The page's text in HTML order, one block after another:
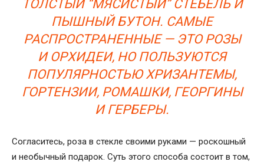
ТОЛСТЫЙ “МЯСИСТЫЙ” СТЕБЕЛЬ И
ПЫШНЫЙ БУТОН. САМЫЕ
РАСПРОСТРАНЕННЫЕ — ЭТО РОЗЫ
И ОРХИДЕИ, НО ПОЛЬЗУЮТСЯ
ПОПУЛЯРНОСТЬЮ ХРИЗАНТЕМЫ,
ГОРТЕНЗИИ, РОМАШКИ, ГЕОРГИНЫ
И ГЕРБЕРЫ.
Согласитесь, роза в стекле своими руками — роскошный
и необычный подарок. Суть этого способа состоит в том,